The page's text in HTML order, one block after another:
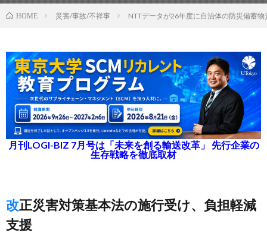
HOME 災害/事故/不祥事 NTTデータが26年度に自治体の防災備蓄
月刊LOGI-BIZ 7月号は「未来を創る輸送改革」 先行企業の
生存戦略を徹底取材
改正災害対策基本法の施行受け、負担軽減
支援